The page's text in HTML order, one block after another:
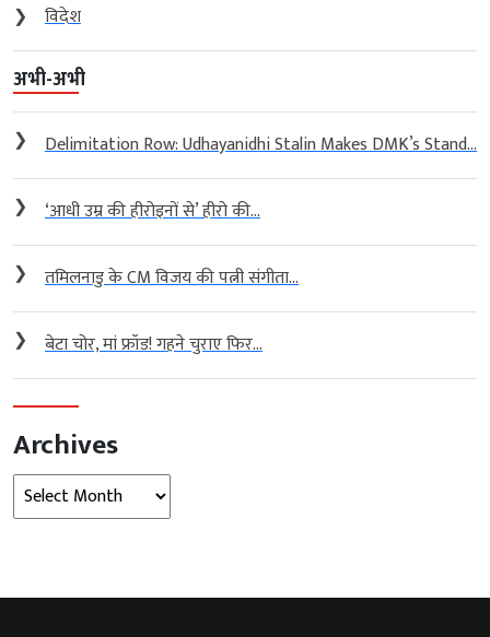
❯
विदेश
अभी-अभी
❯ Delimitation Row: Udhayanidhi Stalin Makes DMK’s Stand...
❯ ‘आधी उम्र की हीरोइनों से’ हीरो की...
❯ तमिलनाडु के CM विजय की पत्नी संगीता...
❯ बेटा चोर, मां फ्रॉड! गहने चुराए फिर...
Archives
Archives